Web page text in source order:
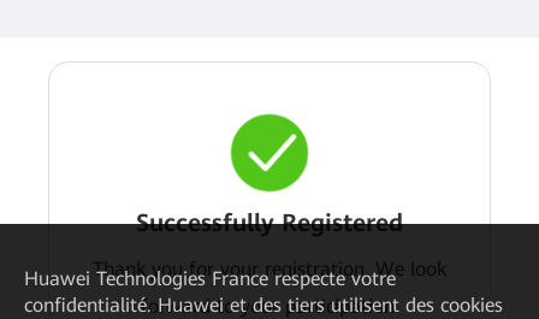
Successfully Registered
Thank you for your registration. We look
forward to your participation.
Huawei Technologies France respecte votre
confidentialité. Huawei et des tiers utilisent des cookies